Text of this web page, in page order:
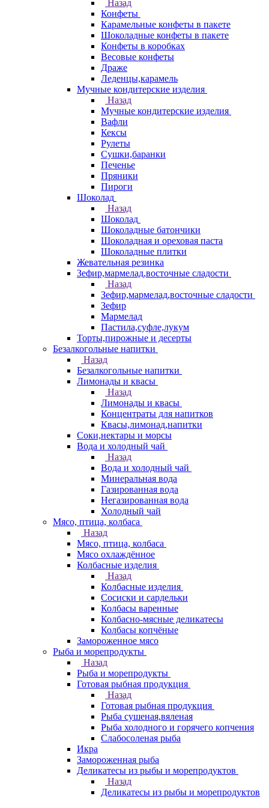
Назад
Конфеты
Карамельные конфеты в пакете
Шоколадные конфеты в пакете
Конфеты в коробках
Весовые конфеты
Драже
Леденцы,карамель
Мучные кондитерские изделия
Назад
Мучные кондитерские изделия
Вафли
Кексы
Рулеты
Сушки,баранки
Печенье
Пряники
Пироги
Шоколад
Назад
Шоколад
Шоколадные батончики
Шоколадная и ореховая паста
Шоколадные плитки
Жевательная резинка
Зефир,мармелад,восточные сладости
Назад
Зефир,мармелад,восточные сладости
Зефир
Мармелад
Пастила,суфле,лукум
Торты,пирожные и десерты
Безалкогольные напитки
Назад
Безалкогольные напитки
Лимонады и квасы
Назад
Лимонады и квасы
Концентраты для напитков
Квасы,лимонад,напитки
Соки,нектары и морсы
Вода и холодный чай
Назад
Вода и холодный чай
Минеральная вода
Газированная вода
Негазированная вода
Холодный чай
Мясо, птица, колбаса
Назад
Мясо, птица, колбаса
Мясо охлаждённое
Колбасные изделия
Назад
Колбасные изделия
Сосиски и сардельки
Колбасы варенные
Колбасно-мясные деликатесы
Колбасы копчёные
Замороженное мясо
Рыба и морепродукты
Назад
Рыба и морепродукты
Готовая рыбная продукция
Назад
Готовая рыбная продукция
Рыба сушеная,вяленая
Рыба холодного и горячего копчения
Слабосоленая рыба
Икра
Замороженная рыба
Деликатесы из рыбы и морепродуктов
Назад
Деликатесы из рыбы и морепродуктов